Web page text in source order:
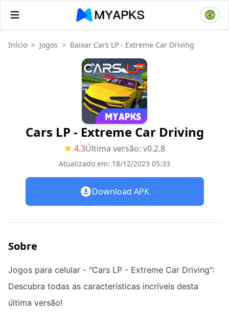
Início > Jogos > Baixar Cars LP - Extreme Car Driving
Cars LP - Extreme Car Driving
4.3Última versão: v0.2.8
Atualizado em: 18/12/2023 05:33
Download APK
Sobre
Jogos para celular - "Cars LP - Extreme Car Driving":
Descubra todas as características incríveis desta
última versão!